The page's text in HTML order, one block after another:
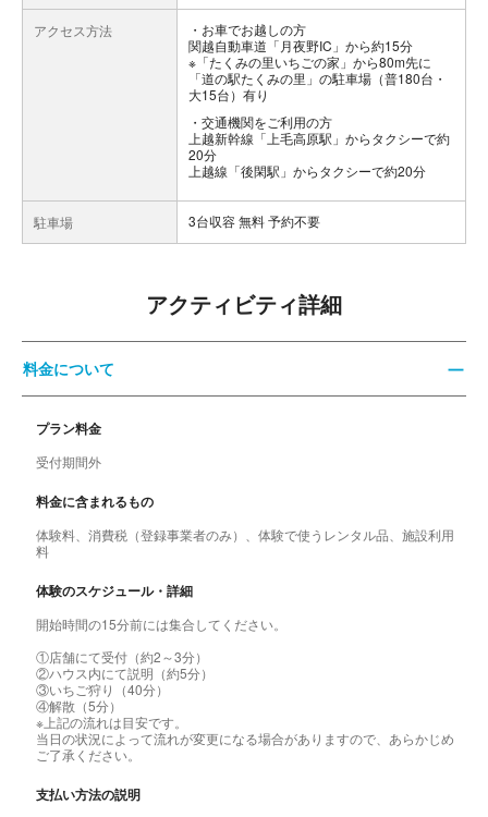
アクセス方法
お車でお越しの方
関越自動車道「月夜野IC」から約15分
※「たくみの里いちごの家」から80m先に
「道の駅たくみの里」の駐車場（普180台・
大15台）有り
交通機関をご利用の方
上越新幹線「上毛高原駅」からタクシーで約
20分
上越線「後閑駅」からタクシーで約20分
駐車場 3台収容 無料 予約不要
アクティビティ詳細
料金について
プラン料金
受付期間外
料金に含まれるもの
体験料、消費税（登録事業者のみ）、体験で使うレンタル品、施設利用
料
体験のスケジュール・詳細
開始時間の15分前には集合してください。
①店舗にて受付（約2～3分）
②ハウス内にて説明（約5分）
③いちご狩り（40分）
④解散（5分）
※上記の流れは目安です。
当日の状況によって流れが変更になる場合がありますので、あらかじめ
ご了承ください。
支払い方法の説明